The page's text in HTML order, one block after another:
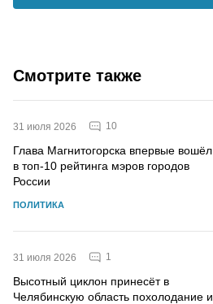
Смотрите также
31 июля 2026 10
Глава Магнитогорска впервые вошёл
в топ-10 рейтинга мэров городов
России
ПОЛИТИКА
31 июля 2026 1
Высотный циклон принесёт в
Челябинскую область похолодание и